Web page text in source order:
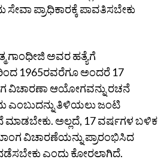
ಸೇವಾ ಪ್ರಾಧಿಕಾರಕ್ಕೆ ಪಾವತಿಸಬೇಕು
ಗಾಂಧೀಜಿ ಅವರ ಹತ್ಯೆಗೆ
1965ರವರೆಗೂ ಅಂದರೆ 17
ವಿಚಾರಣಾ ಆಯೋಗವನ್ನು ರಚನೆ
ಎಂಬುದನ್ನು ತಿಳಿಯಲು ಜಂಟಿ
ಅಲ್ಲದೆ, 17 ವರ್ಷಗಳ ಬಳಿಕ
ವಿಚಾರಣೆಯನ್ನು ಪ್ರಾರಂಭಿಸಿದ
ಎಂದು ಕೋರಲಾಗಿದೆ.